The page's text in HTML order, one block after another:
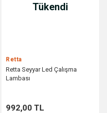
Tükendi
Retta
Retta Seyyar Led Çalışma
Lambası
992,00 TL